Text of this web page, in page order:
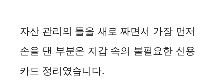
자산 관리의 틀을 새로 짜면서 가장 먼저
손을 댄 부분은 지갑 속의 불필요한 신용
카드 정리였습니다.